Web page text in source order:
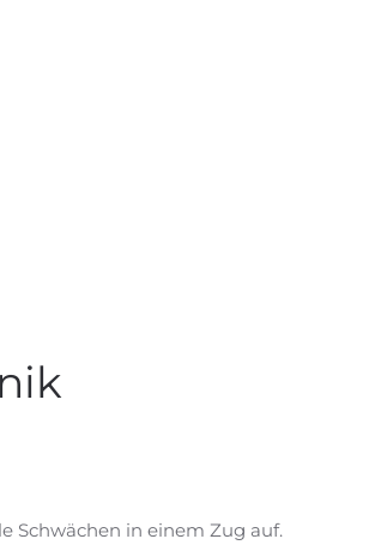
Schwächen in einem Zug auf.